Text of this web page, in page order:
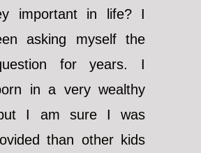
important in life? I
asking myself the
for years. I
in a very wealthy
I am sure I was
than other kids